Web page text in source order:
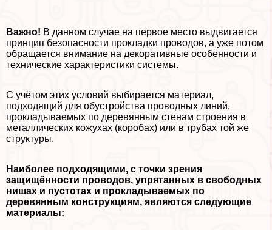
Важно! В данном случае на первое место выдвигается
принцип безопасности прокладки проводов, а уже потом
обращается внимание на декоративные особенности и
технические хаpaктеристики системы.
С учётом этих условий выбирается материал,
подходящий для обустройства проводных линий,
прокладываемых по деревянным стенам строения в
металлических кожухах (коробах) или в трубах той же
структуры.
Наиболее подходящими, с точки зрения
защищённости проводов, упрятанных в свободных
нишах и пустотах и прокладываемых по
деревянным конструкциям, являются следующие
материалы: